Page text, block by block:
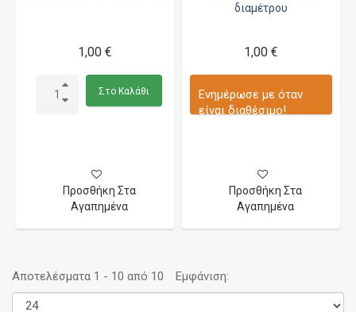
1,00 €
Στο Καλάθι
Προσθήκη Στα
Αγαπημένα
διαμέτρου
1,00 €
Ενημέρωσε με όταν
είναι διαθέσιμο!
Προσθήκη Στα
Αγαπημένα
Αποτελέσματα 1 - 10 από 10 Εμφάνιση: